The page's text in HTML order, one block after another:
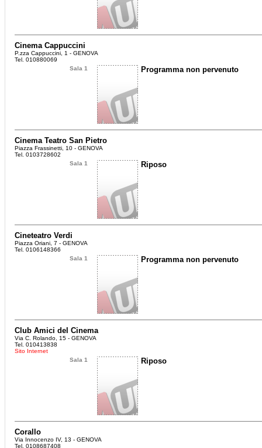
Cinema Cappuccini
P.zza Cappuccini, 1 - GENOVA
Tel. 010880069
Sala 1
Programma non pervenuto
Cinema Teatro San Pietro
Piazza Frassinetti, 10 - GENOVA
Tel. 0103728602
Sala 1
Riposo
Cineteatro Verdi
Piazza Oriani, 7 - GENOVA
Tel. 0106148366
Sala 1
Programma non pervenuto
Club Amici del Cinema
Via C. Rolando, 15 - GENOVA
Tel. 010413838
Sito Internet
Sala 1
Riposo
Corallo
Via Innocenzo IV, 13 - GENOVA
Tel. 0108687408